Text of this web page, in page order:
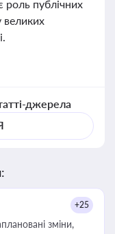
публічних
великих
джерела
+25
зміни,